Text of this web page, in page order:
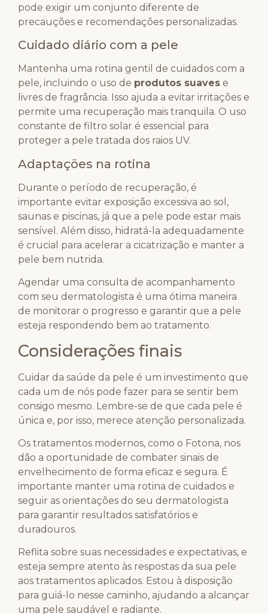
pode exigir um conjunto diferente de
precauções e recomendações personalizadas.
Cuidado diário com a pele
Mantenha uma rotina gentil de cuidados com a
pele, incluindo o uso de produtos suaves e
livres de fragrância. Isso ajuda a evitar irritações e
permite uma recuperação mais tranquila. O uso
constante de filtro solar é essencial para
proteger a pele tratada dos raios UV.
Adaptações na rotina
Durante o período de recuperação, é
importante evitar exposição excessiva ao sol,
saunas e piscinas, já que a pele pode estar mais
sensível. Além disso, hidratá-la adequadamente
é crucial para acelerar a cicatrização e manter a
pele bem nutrida.
Agendar uma consulta de acompanhamento
com seu dermatologista é uma ótima maneira
de monitorar o progresso e garantir que a pele
esteja respondendo bem ao tratamento.
Considerações finais
Cuidar da saúde da pele é um investimento que
cada um de nós pode fazer para se sentir bem
consigo mesmo. Lembre-se de que cada pele é
única e, por isso, merece atenção personalizada.
Os tratamentos modernos, como o Fotona, nos
dão a oportunidade de combater sinais de
envelhecimento de forma eficaz e segura. É
importante manter uma rotina de cuidados e
seguir as orientações do seu dermatologista
para garantir resultados satisfatórios e
duradouros.
Reflita sobre suas necessidades e expectativas, e
esteja sempre atento às respostas da sua pele
aos tratamentos aplicados. Estou à disposição
para guiá-lo nesse caminho, ajudando a alcançar
uma pele saudável e radiante.